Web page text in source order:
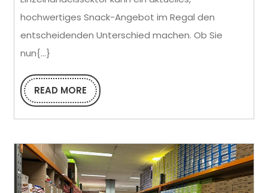
Kaufs
im
Großhandel
einem
vertrauenswürdigen
hochwertiges Snack-Angebot im Regal den
entscheidenden Unterschied machen. Ob Sie
nun{...}
READ MORE
READ
MORE